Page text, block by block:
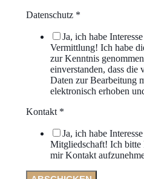
Datenschutz *
Ja, ich habe
Vermittlung! Ich habe
zur Kenntnis
einverstanden, dass die
Daten zur Bearbeitung
elektronisch erhoben
Kontakt *
Ja, ich habe
Mitgliedschaft! Ich
mir Kontakt